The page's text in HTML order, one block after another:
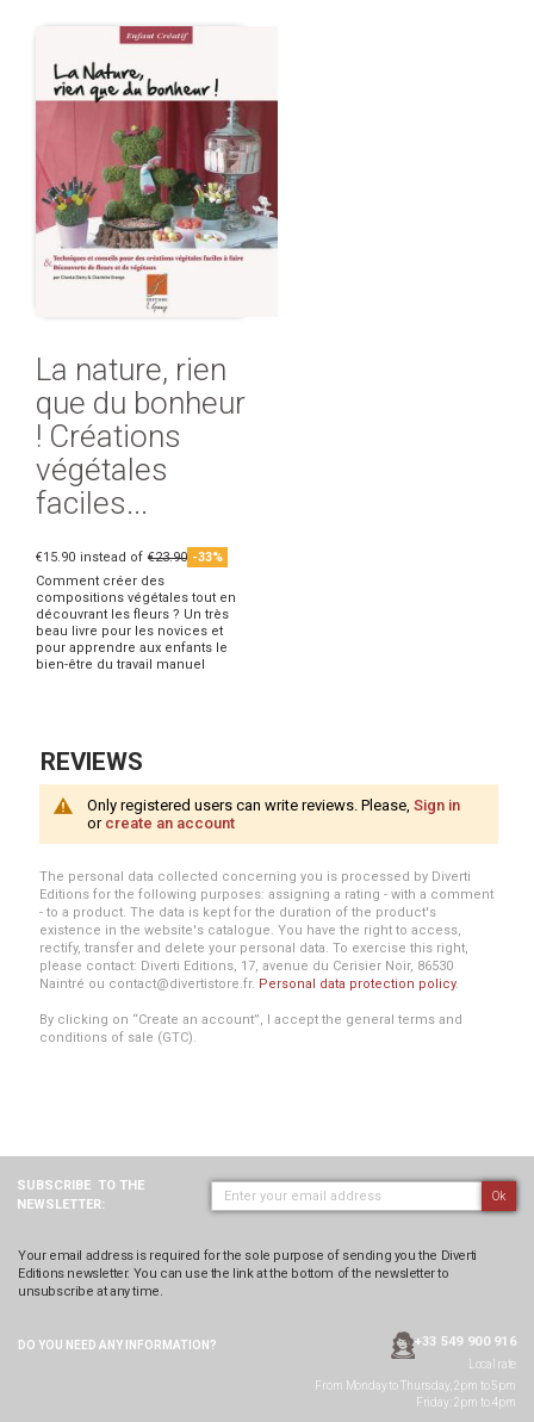
La nature, rien
que du bonheur
! Créations
végétales
faciles...
€15.90 instead of €23.90 -33%
Comment créer des
compositions végétales tout en
découvrant les fleurs ? Un très
beau livre pour les novices et
pour apprendre aux enfants le
bien-être du travail manuel
REVIEWS
Only registered users can write reviews. Please, Sign in
or create an account
The personal data collected concerning you is processed by Diverti
Editions for the following purposes: assigning a rating - with a comment
- to a product. The data is kept for the duration of the product's
existence in the website's catalogue. You have the right to access,
rectify, transfer and delete your personal data. To exercise this right,
please contact: Diverti Editions, 17, avenue du Cerisier Noir, 86530
Naintré ou contact@divertistore.fr. Personal data protection policy.
By clicking on “Create an account”, I accept the general terms and
conditions of sale (GTC).
SUBSCRIBE TO THE
NEWSLETTER:
Ok
Your email address is required for the sole purpose of sending you the Diverti
Editions newsletter. You can use the link at the bottom of the newsletter to
unsubscribe at any time.
DO YOU NEED ANY INFORMATION? +33 549 900 916
Local rate
From Monday to Thursday, 2pm to 5pm
Friday: 2pm to 4pm